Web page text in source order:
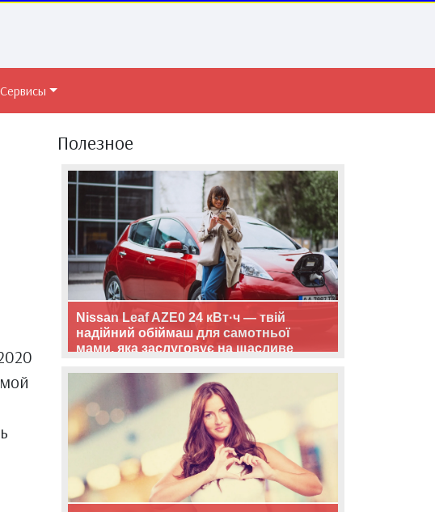
Сервисы
Полезное
Nissan Leaf AZE0 24 кВт·ч — твій
надійний обіймаш для самотньої
мами, яка заслуговує на щасливе